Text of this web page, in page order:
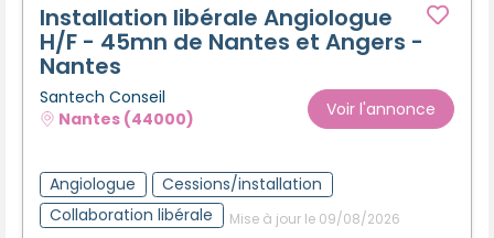
Installation libérale Angiologue
H/F - 45mn de Nantes et Angers -
Nantes
Santech Conseil
Nantes (44000)
Voir l'annonce
Angiologue
Cessions/installation
Collaboration libérale
Mise à jour le 09/08/2026